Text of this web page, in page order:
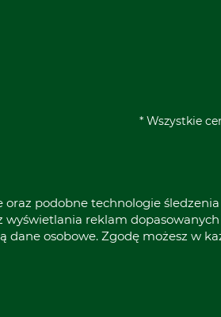
* Wszystkie
podobne technologie
wyświetlania reklam
dane osobowe. Zgodę możesz w